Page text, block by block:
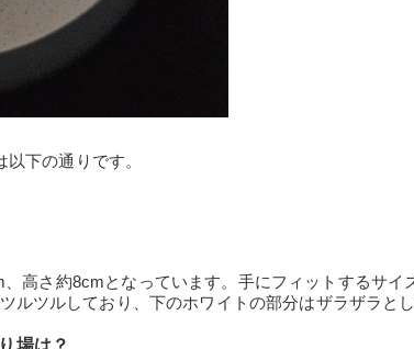
下の通りです。
高さ約8cmとなっています。手にフィットするサイ
ルツルしており、下のホワイトの部分はザラザラとし
場は？